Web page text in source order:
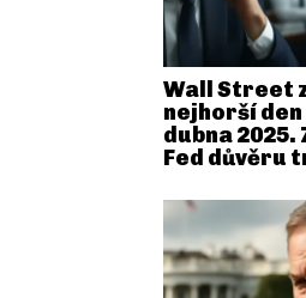
Wall Street
nejhorší den
dubna
Fed důvěru